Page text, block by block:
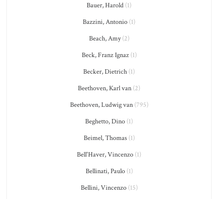
Bauer, Harold (1)
Bazzini, Antonio (1)
Beach, Amy(2)
Beck, Franz Ignaz(1)
Becker, Dietrich (1)
Beethoven, Karl van (2)
Beethoven, Ludwig van(795)
Beghetto, Dino (1)
Beimel, Thomas(1)
Bell'Haver, Vincenzo (1)
Bellinati, Paulo(1)
Bellini, Vincenzo(15)